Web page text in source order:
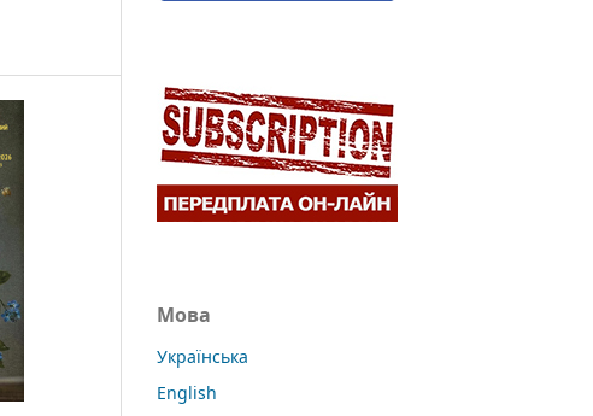
Мова
Українська
English